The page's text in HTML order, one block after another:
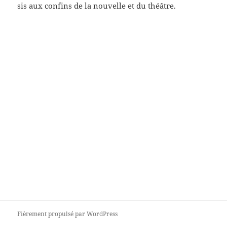
sis aux confins de la nouvelle et du théâtre.
Fièrement propulsé par WordPress